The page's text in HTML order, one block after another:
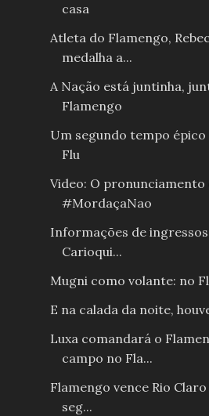
casa
Atleta do Flamengo,
medalha a...
A Nação está juntinha,
Flamengo
Um segundo tempo
Flu
Video: O pronunciamento
#MordaçaNao
Informações de
Carioqui...
Mugni como volante: no
E na calada da noite,
Luxa comandará o
campo no Fla...
Flamengo vence Rio
seg...